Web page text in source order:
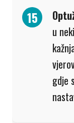
u
gdje